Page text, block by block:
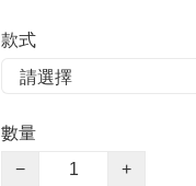
款式
數量
−
+